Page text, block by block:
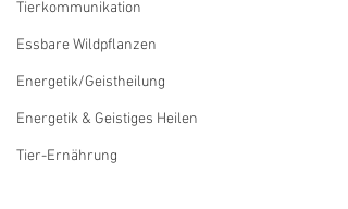
Tierkommunikation
Essbare Wildpflanzen
Energetik/Geistheilung
Energetik & Geistiges Heilen
Tier-Ernährung